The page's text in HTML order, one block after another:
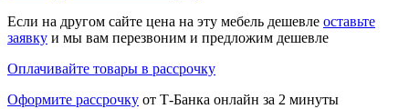
Если на другом сайте цена на эту мебель дешевле оставьте
заявку и мы вам перезвоним и предложим дешевле
Оплачивайте товары в рассрочку
Оформите рассрочку от Т-Банка онлайн за 2 минуты